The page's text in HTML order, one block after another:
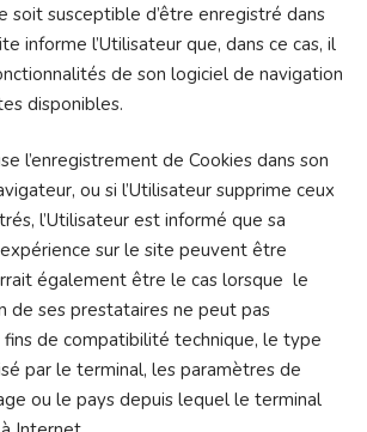
soit susceptible d’être enregistré dans
informe l’Utilisateur que, dans ce cas, il
de son logiciel de navigation
disponibles.
l’enregistrement de Cookies dans son
ou si l’Utilisateur supprime ceux
l’Utilisateur est informé que sa
sur le site peuvent être
également être le cas lorsque le
de ses prestataires ne peut pas
fins de compatibilité technique, le type
par le terminal, les paramètres de
ou le pays depuis lequel le terminal